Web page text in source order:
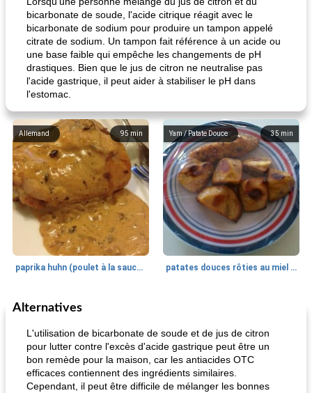
bicarbonate de soude, l'acide citrique réagit avec le
bicarbonate de sodium pour produire un tampon appelé
citrate de sodium. Un tampon fait référence à un acide ou
une base faible qui empêche les changements de pH
drastiques. Bien que le jus de citron ne neutralise pas
l'acide gastrique, il peut aider à stabiliser le pH dans
l'estomac.
95 min
Allemand
paprika huhn (poulet à la sauce paprika).
35 min
Yam / Patate Douce
patates douces rôties au miel / kumara
Petit déjeuner et brunch
Alternatives
L'utilisation de bicarbonate de soude et de jus de citron
pour lutter contre l'excès d'acide gastrique peut être un
bon remède pour la maison, car les antiacides OTC
efficaces contiennent des ingrédients similaires.
Cependant, il peut être difficile de mélanger les bonnes